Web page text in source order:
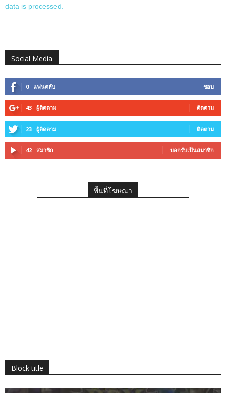
data is processed.
Social Media
0 แฟนคลับ ชอบ
43 ผู้ติดตาม ติดตาม
23 ผู้ติดตาม ติดตาม
42 สมาชิก บอกรับเป็นสมาชิก
พื้นที่โฆษณา
Block title